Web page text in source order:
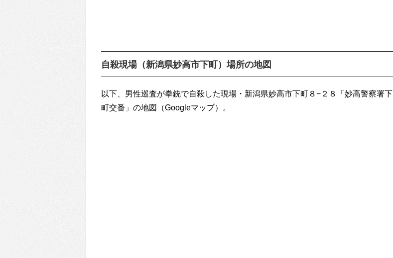
自殺現場（新潟県妙高市下町）場所の地図
以下、男性巡査が拳銃で自殺した現場・新潟県妙高市下町８−２８「妙高警察署下
町交番」の地図（Googleマップ）。